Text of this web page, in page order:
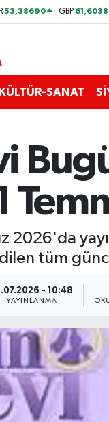
53,38690 GBP
KÜLTÜR-SANAT
2026'da
tüm
- 10:48
YAYINLANMA